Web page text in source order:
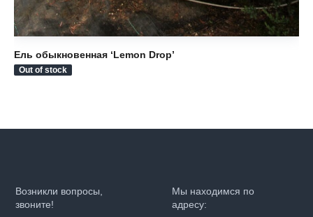
Ель обыкновенная ‘Lemon Drop’
Out of stock
Возникли вопросы,
звоните!
Мы находимся по
адресу: